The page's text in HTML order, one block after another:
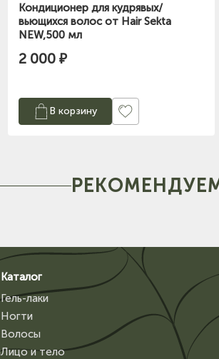
Кондиционер для кудрявых/
вьющихся волос от Hair Sekta
NEW,500 мл
2 000 ₽
В корзину
Каталог
Гель-лаки
Ногти
Волосы
Лицо и тело